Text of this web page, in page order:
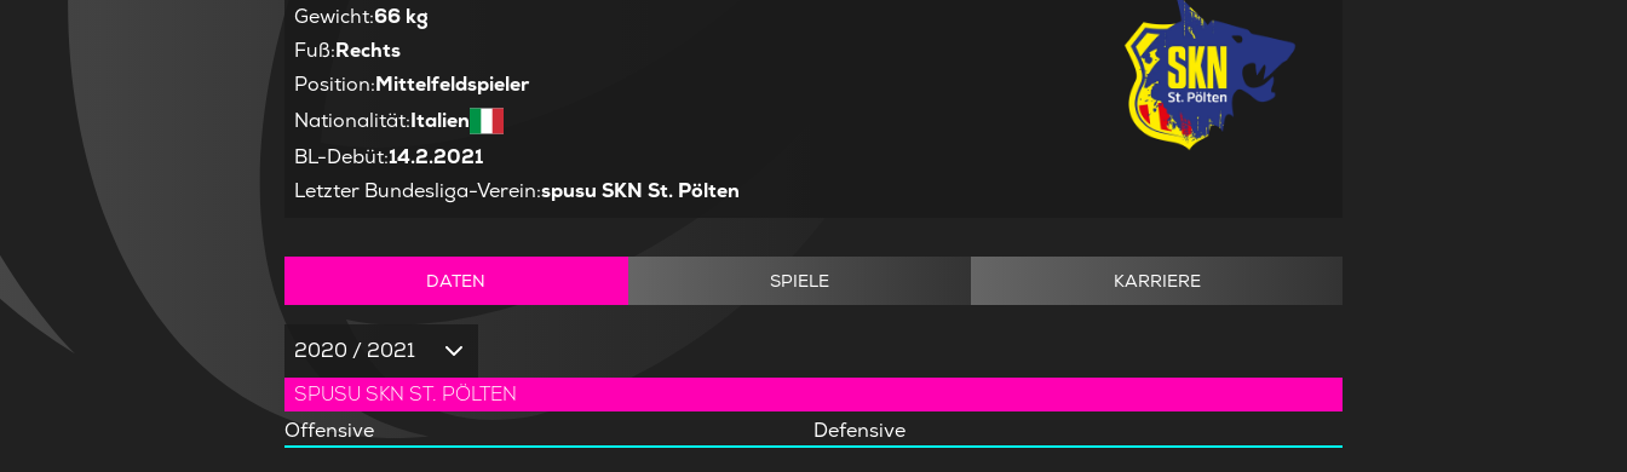
Gewicht:66 kg
Fuß:Rechts
Position:Mittelfeldspieler
Nationalität:Italien
BL-Debüt:14.2.2021
Letzter Bundesliga-Verein:spusu SKN St. Pölten
DATEN SPIELE KARRIERE
2020 / 2021
SPUSU SKN ST. PÖLTEN
Offensive
Defensive